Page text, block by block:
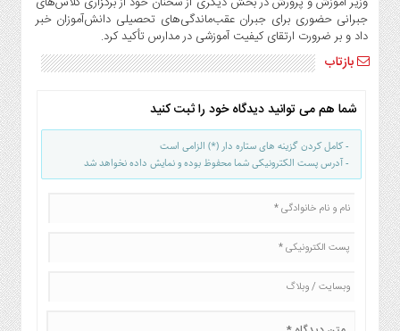
و
صنایع
غذایی
و
بین
الملل
روز
گوناگون
جبرانی حضوری برای جبران عقب‌ماندگی‌های تحصیلی دانش‌آموزان خبر
داد و بر ضرورت ارتقای کیفیت آموزشی در مدارس تأکید کرد.
بازتاب
شما هم می توانید دیدگاه خود را ثبت کنید
- کامل کردن گزینه های ستاره دار (*) الزامی است
- آدرس پست الکترونیکی شما محفوظ بوده و نمایش داده نخواهد شد